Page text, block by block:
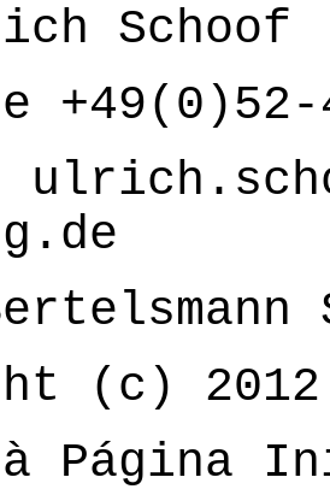
Schoof
+49(0)52-
(c) 2012
Página